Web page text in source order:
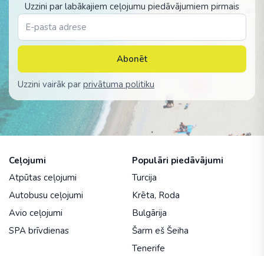
Uzzini par labākajiem ceļojumu piedāvājumiem pirmais
Abonēt
Uzzini vairāk par privātuma politiku
Ceļojumi
Atpūtas ceļojumi
Autobusu ceļojumi
Avio ceļojumi
SPA brīvdienas
Populāri piedāvājumi
Turcija
Krēta, Roda
Bulgārija
Šarm eš Šeiha
Tenerife